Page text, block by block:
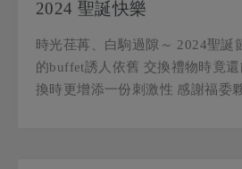
的buffet誘人依舊 交換禮物時竟
換時更增添一份刺激性 感謝福委